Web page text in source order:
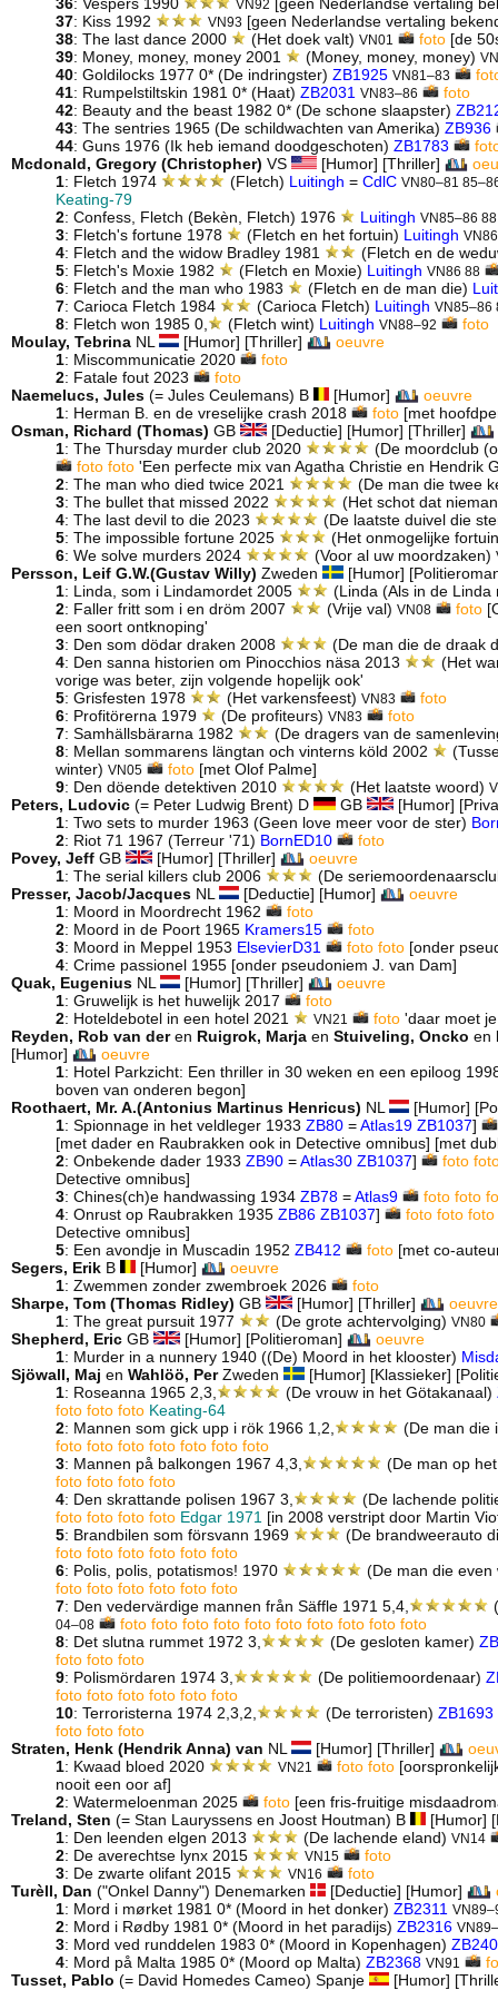
VN92
37: Kiss 1992 VN93 [geen Nederlandse vertaling
38: The last dance 2000 (Het doek valt)VN01 foto [de
39: Money, money, money 2001 (Money, money, money)
40: Goldilocks 1977 0* (De indringster) ZB1925 VN81–83
41: Rumpelstiltskin 1981 0* (Haat) ZB2031 VN83–86
foto
42: Beauty and the beast 1982 0* (De schone slaapster)
43: The sentries 1965 (De schildwachten van Amerika) ZB936
44: Guns 1976 (Ik heb iemand doodgeschoten) ZB1783
Mcdonald, Gregory (Christopher) VS [Humor] [Thriller]
1: Fletch 1974 (Fletch) Luitingh = CdlC VN80–81
Keating-79
2: Confess, Fletch (Bekèn, Fletch) 1976 Luitingh VN85–86 88
3: Fletch's fortune 1978 (Fletch en het fortuin) Luitingh
4: Fletch and the widow Bradley 1981
(Fletch en de
5: Fletch's Moxie 1982 (Fletch en Moxie) Luitingh VN86 88
6: Fletch and the man who 1983 (Fletch en de man die)
7: Carioca Fletch 1984 (Carioca Fletch) Luitingh VN85–86
8: Fletch won 1985 0, (Fletch wint) Luitingh VN88–92
foto
Moulay, Tebrina NL [Humor] [Thriller]
oeuvre
1: Miscommunicatie 2020
foto
2: Fatale fout 2023
foto
Naemelucs, Jules (= Jules Ceulemans) B [Humor]
oeuvre
1: Herman B. en de vreselijke crash 2018 foto[met
Osman, Richard (Thomas) GB
[Deductie] [Humor] [Thriller]
1: The Thursday murder club 2020
(De moordclub
foto foto'Een perfecte mix van Agatha Christie en Hendrik
2: The man who died twice 2021
(De man die twee
3: The bullet that missed 2022
(Het schot dat
4: The last devil to die 2023
(De laatste duivel die
5: The impossible fortune 2025
(Het onmogelijke
6: We solve murders 2024 (Voor al uw moordzaken)
Persson, Leif G.W.(Gustav Willy) Zweden
[Humor]
1: Linda, som i Lindamordet 2005
(Linda (Als in de
2: Faller fritt som i en dröm 2007 (Vrije val) VN08 foto
een soort ontknoping'
3: Den som dödar draken 2008
(De man die de draak
4: Den sanna historien om Pinocchios näsa 2013
(Het
vorige was beter, zijn volgende hopelijk ook'
5: Grisfesten 1978 (Het varkensfeest) VN83
foto
6: Profitörerna 1979 (De profiteurs)VN83
foto
7: Samhällsbärarna 1982
(De dragers van de
8: Mellan sommarens längtan och vinterns köld 2002
winter) VN05 foto[met Olof Palme]
9: Den döende detektiven 2010 (Het laatste woord)
Peters, Ludovic (= Peter Ludwig Brent) D GB
[Humor]
1: Two sets to murder 1963 (Geen love meer voor de ster)
2: Riot 71 1967 (Terreur '71) BornED10
foto
Povey, Jeff GB [Humor] [Thriller]
oeuvre
1: The serial killers club 2006
(De
Presser, Jacob/Jacques NL [Deductie] [Humor]
oeuvre
1: Moord in Moordrecht 1962
foto
2: Moord in de Poort 1965 Kramers15
foto
3: Moord in Meppel 1953 ElsevierD31 foto foto[onder
4: Crime passionel 1955 [onder pseudoniem J. van Dam]
Quak, Eugenius NL [Humor] [Thriller]
oeuvre
1: Gruwelijk is het huwelijk 2017
foto
2: Hoteldebotel in een hotel 2021 VN21 foto 'daar moet
Reyden, Rob van deren Ruigrok, Marja en Stuiveling, Oncko en
[Humor]
oeuvre
1: Hotel Parkzicht: Een thriller in 30 weken en een epiloog
boven van onderen begon]
Roothaert, Mr. A.(Antonius Martinus Henricus) NL
[Humor]
1: Spionnage in het veldleger 1933 ZB80 =Atlas19 ZB1037]
[met dader en Raubrakken ook in Detective omnibus] [met
2: Onbekende dader 1933 ZB90 =Atlas30 ZB1037] foto
Detective omnibus]
3: Chines(ch)e handwassing 1934 ZB78 =Atlas9 foto foto
4: Onrust op Raubrakken 1935 ZB86 ZB1037] foto foto foto
Detective omnibus]
5: Een avondje in Muscadin 1952 ZB412 foto[met co-
Segers, Erik B [Humor]
oeuvre
1: Zwemmen zonder zwembroek 2026
foto
Sharpe, Tom (Thomas Ridley) GB [Humor] [Thriller]
oeuvre
1: The great pursuit 1977 (De grote achtervolging) VN80
Shepherd, Eric GB [Humor] [Politieroman]
oeuvre
1: Murder in a nunnery 1940 ((De) Moord in het klooster)
Sjöwall, Maj en Wahlöö, PerZweden
[Humor] [Klassieker]
1: Roseanna 1965 2,3, (De vrouw in het Götakanaal)
foto foto foto Keating-64
2: Mannen som gick upp i rök 1966 1,2,
(De man die
foto foto foto foto foto foto foto
3: Mannen på balkongen 1967 4,3,
(De man op
foto foto foto foto
4: Den skrattande polisen 1967 3,
(De lachende
foto foto foto foto Edgar 1971 [in 2008 verstript door Martin
5: Brandbilen som försvann 1969
(De brandweerauto
foto foto foto foto foto foto
6: Polis, polis, potatismos! 1970
(De man die
foto foto foto foto foto foto
7: Den vedervärdige mannen från Säffle 1971 5,4,
04–08 foto foto foto foto foto foto foto foto foto foto
8: Det slutna rummet 1972 3, (De gesloten kamer)
foto foto foto
9: Polismördaren 1974 3, (De politiemoordenaar)
foto foto foto foto foto foto
10: Terroristerna 1974 2,3,2, (De terroristen) ZB1693
foto foto foto
Straten, Henk (Hendrik Anna) van NL [Humor] [Thriller]
1: Kwaad bloed 2020 VN21 foto foto
nooit een oor af]
2: Watermeloenman 2025 foto[een fris-fruitige
Treland, Sten (= Stan Lauryssens en Joost Houtman) B
[Humor]
1: Den leenden elgen 2013 (De lachende eland)VN14
2: De averechtse lynx 2015 VN15
foto
3: De zwarte olifant 2015 VN16
foto
Turèll, Dan ("Onkel Danny") Denemarken [Deductie] [Humor]
1: Mord i mørket 1981 0* (Moord in het donker) ZB2311
2: Mord i Rødby 1981 0* (Moord in het paradijs) ZB2316
3: Mord ved runddelen 1983 0* (Moord in Kopenhagen)
4: Mord på Malta 1985 0* (Moord op Malta) ZB2368 VN91
Tusset, Pablo (= David Homedes Cameo) Spanje
[Humor]